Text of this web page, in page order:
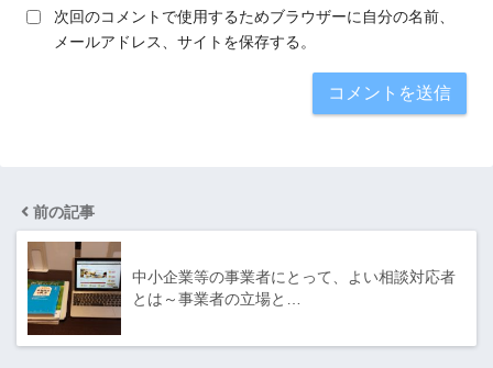
次回のコメントで使用するためブラウザーに自分の名前、
メールアドレス、サイトを保存する。
前の記事
中小企業等の事業者にとって、よい相談対応者
とは～事業者の立場と…